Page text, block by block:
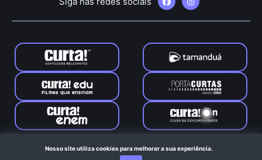
Tamanduá © 2024. Todos os direitos reservados. Feito com
no Rio de Janeiro
Nosso site utiliza cookies para melhorar a sua experiência.